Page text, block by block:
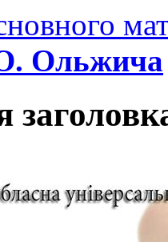
Ольжича